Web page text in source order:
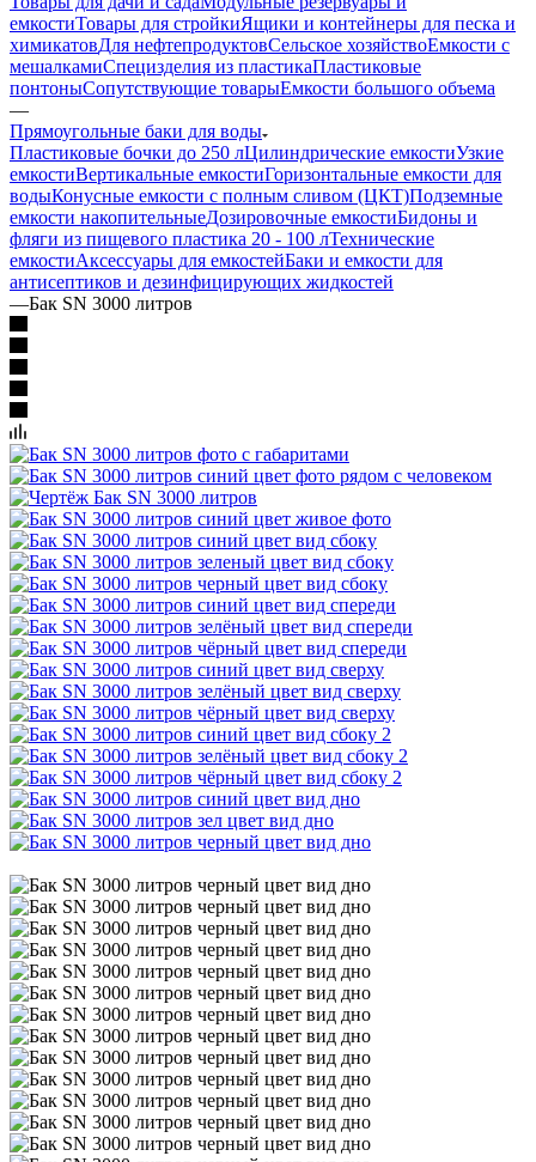
емкостиТовары для стройкиЯщики и контейнеры для песка и
химикатовДля нефтепродуктовСельское хозяйствоЕмкости с
мешалкамиСпецизделия из пластикаПластиковые
понтоныСопутствующие товарыЕмкости большого объема
—
Прямоугольные баки для воды
Пластиковые бочки до 250 лЦилиндрические емкостиУзкие
емкостиВертикальные емкостиГоризонтальные емкости для
водыКонусные емкости с полным сливом (ЦКТ)Подземные
емкости накопительныеДозировочные емкостиБидоны и
фляги из пищевого пластика 20 - 100 лТехнические
емкостиАксессуары для емкостейБаки и емкости для
антисептиков и дезинфицирующих жидкостей
—Бак SN 3000 литров